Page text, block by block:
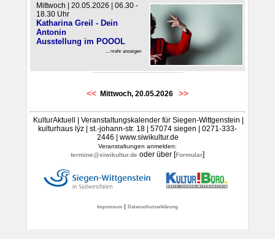
Mittwoch | 20.05.2026 | 06.30 -
18.30 Uhr
Katharina Greil - Dein
Antonin
Ausstellung im POOOL
... mehr anzeigen
<< Mittwoch, 20.05.2026 >>
KulturAktuell | Veranstaltungskalender für Siegen-Wittgenstein |
kulturhaus lÿz | st.-johann-str. 18 | 57074 siegen | 0271-333-
2446 | www.siwikultur.de
Veranstaltungen anmelden:
termine@siwikultur.de oder über [Formular]
Impressum | Datenschutzerklärung